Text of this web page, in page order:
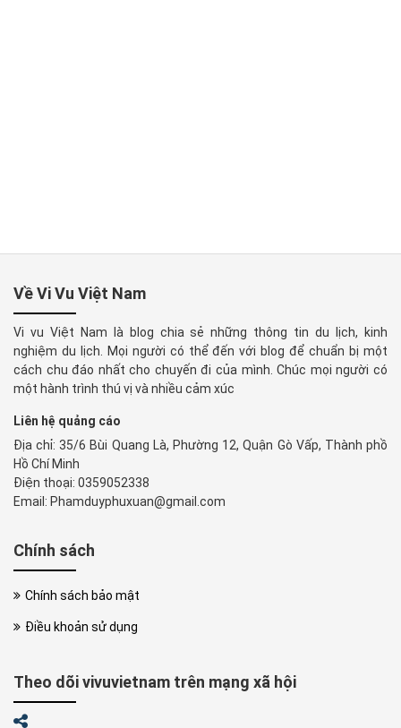
Về Vi Vu Việt Nam
Vi vu Việt Nam là blog chia sẻ những thông tin du lịch, kinh
nghiệm du lịch. Mọi người có thể đến với blog để chuẩn bị một
cách chu đáo nhất cho chuyến đi của mình. Chúc mọi người có
một hành trình thú vị và nhiều cảm xúc
Liên hệ quảng cáo
Địa chỉ: 35/6 Bùi Quang Là, Phường 12, Quận Gò Vấp, Thành phồ
Hồ Chí Minh
Điện thoại: 0359052338
Email: Phamduyphuxuan@gmail.com
Chính sách
Chính sách bảo mật
Điều khoản sử dụng
Theo dõi vivuvietnam trên mạng xã hội